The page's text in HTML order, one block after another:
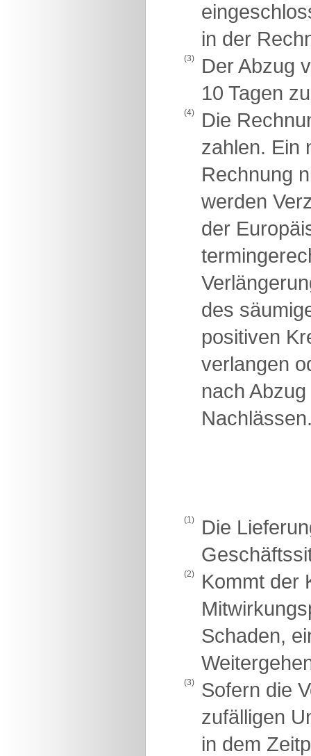
in der
(3)
Der Abzug
10 Tagen
(4)
Die
zahlen. Ein
Rechnung
werden
der
des
positiven
verlangen
nach
(1)
Die
(2)
Kommt der
Schaden,
(3)
Sofern die
zufälligen
in dem